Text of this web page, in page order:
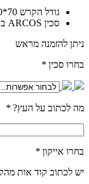
גודל הקרש 70*30 ס”מ
סכין ARCOS באורך 20 ס”מ שקעים או חלקה
ניתן להזמנה מראש
בחרו סכין *
מה לכתוב על העץ? *
בחרו אייקון *
יש לכתוב קוד אות